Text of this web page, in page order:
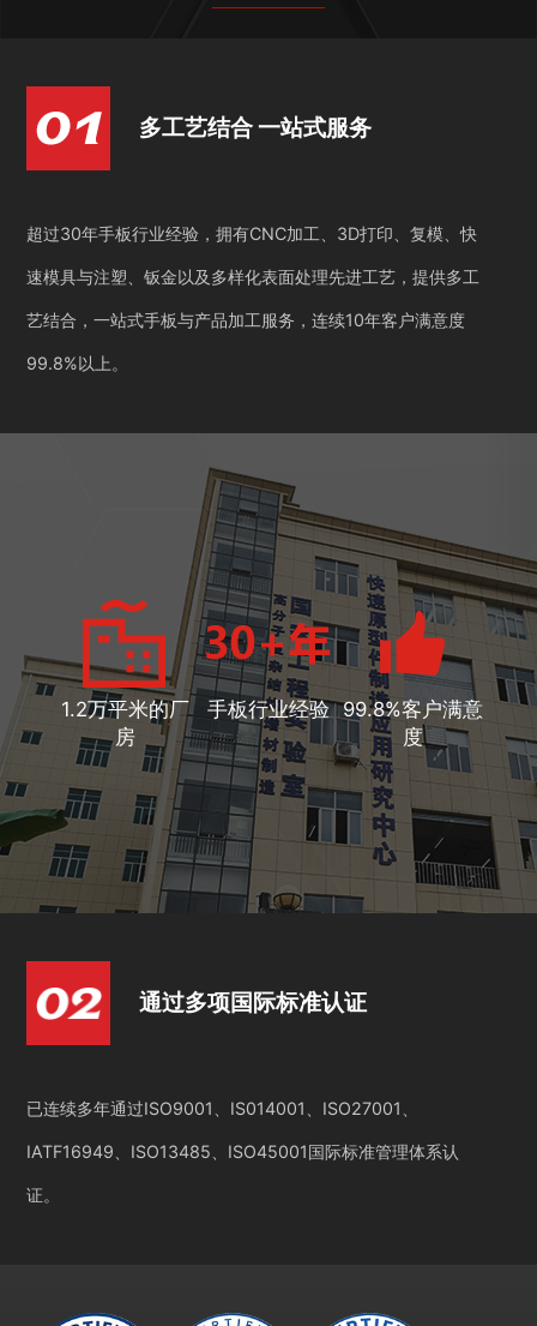
多工艺结合 一站式服务
超过30年手板行业经验，拥有CNC加工、3D打印、复模、快
速模具与注塑、钣金以及多样化表面处理先进工艺，提供多工
艺结合，一站式手板与产品加工服务，连续10年客户满意度
99.8%以上。
1.2万平米的厂
房
手板行业经验 99.8%客户满意
度
通过多项国际标准认证
已连续多年通过ISO9001、IS014001、ISO27001、
IATF16949、ISO13485、ISO45001国际标准管理体系认
证。